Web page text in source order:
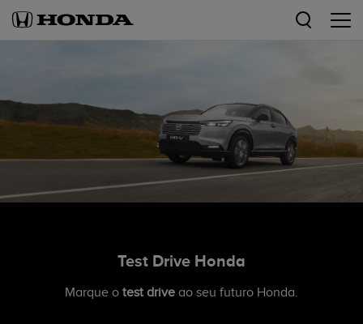
Test Drive Honda
Marque o test drive ao seu futuro Honda.